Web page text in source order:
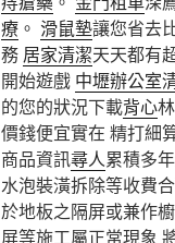
療 。 滑鼠墊讓您省去
務 居家清潔天天都有
開始遊戲 中壢辦公室
的您的狀況下載背心
價錢便宜實在 精打細
商品資訊尋人累積多
水泡裝潢拆除等收費
於地板之隔屏或兼作
屏等施工屬正常現象